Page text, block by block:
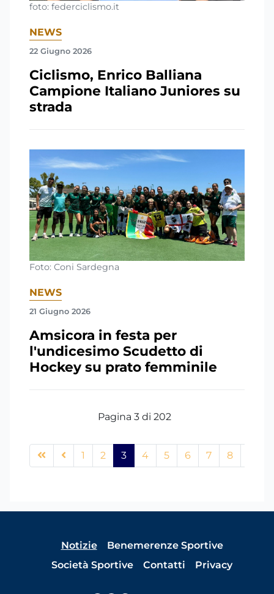
foto: federciclismo.it
NEWS
22 Giugno 2026
Ciclismo, Enrico Balliana
Campione Italiano Juniores su
strada
Foto: Coni Sardegna
NEWS
21 Giugno 2026
Amsicora in festa per
l'undicesimo Scudetto di
Hockey su prato femminile
Pagina 3 di 202
1 2 3 4 5 6 7 8
Notizie
Benemerenze Sportive
Società Sportive
Contatti Privacy